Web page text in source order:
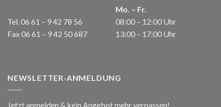
Tel. 06 61 – 9 42 78 56
Fax 06 61 – 9 42 50 687
Mo. – Fr.
08:00 – 12:00 Uhr
13:00 – 17:00 Uhr
NEWSLETTER-ANMELDUNG
Jetzt anmelden & kein Angebot mehr verpassen!